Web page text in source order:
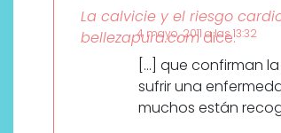
La calvicie y el riesgo
bellezapura.com dice:
4 mayo, 2011 a las 13:32
[…] que confirman
sufrir una
muchos están